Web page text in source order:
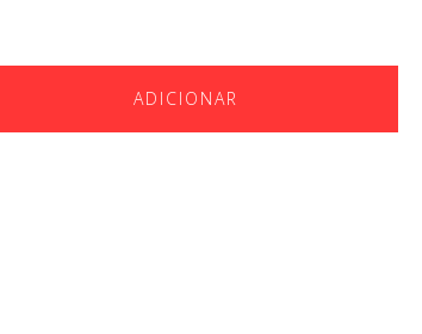
ADICIONAR